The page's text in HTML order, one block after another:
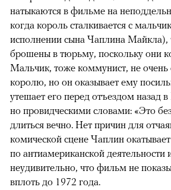
натыкаются в фильме на
когда король сталкивается с
исполнении сына Чаплина Майкла),
брошены в тюрьму, поскольку они
Мальчик, тоже коммунист, не очень
королю, но он оказывает ему
утешает его перед отъездом назад
но провидческими словами: «Это
длиться вечно. Нет причин для
комической сцене Чаплин
по антиамериканской
неудивительно, что фильм не
вплоть до 1972 года.